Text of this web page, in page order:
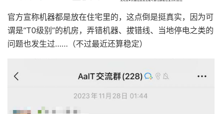
官方宣称机器都是放在住宅里的，这点倒是挺真实，因为可
谓是“T0级别”的机房，弄错机器、拔错线、当地停电之类的
问题也发生过……（不过最近还算稳定）